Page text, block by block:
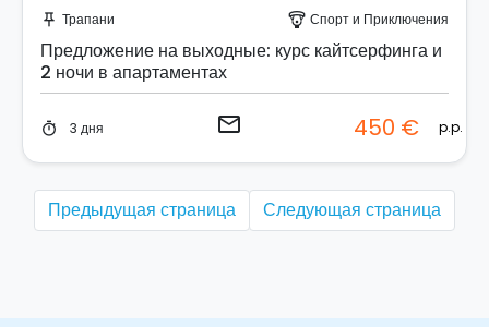
push_pin Трапани paragliding Спорт и Приключения
Предложение на выходные: курс кайтсерфинга и
2 ночи в апартаментах
timer 3 дня email 450 € p.p.
Предыдущая страница Следующая страница